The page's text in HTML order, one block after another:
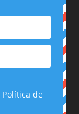
Política de